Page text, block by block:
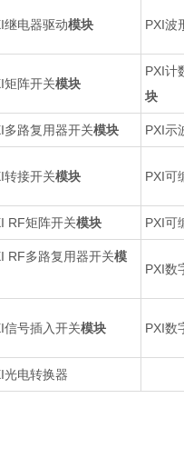
继电器驱动模块 PXI波
矩阵开关模块
PXI计
块
多路复用器开关模块 PXI示
转接开关模块 PXI可
RF矩阵开关模块 PXI可
RF多路复用器开关模
PXI数
信号插入开关模块 PXI数
光电转换器